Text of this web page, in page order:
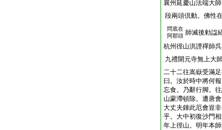
襄州延慶山法端大
段兩頭倶動。佛性
問底在
阿那頭 師滅後勅諡
杭州徑山洪諲禪師
九禮開元寺無上大
二十二往嵩嶽受滿
曰。汝於時中將何
忘食。乃辭行脚。
山蒙滯頓除。遭唐
大丈夫鍾此厄會豈
乎。大中初復沙門
年上徑山。明年本